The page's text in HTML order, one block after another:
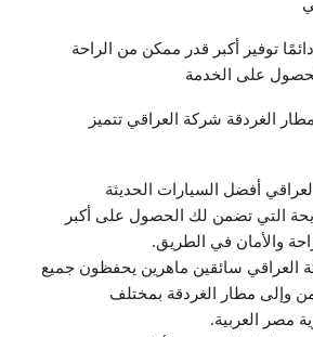
توفير أكبر قدر ممكن من الراحة
على الخدمة
الغردقة شركة العراقي تتميز
أفضل السيارات الحديثة
التي تضمن لك الحصول على أكبر
والأمان في الطريق.
العراقي سائقين ماهرين يحفظون جميع
وإلى مطار الغردقة بمختلف
مصر العربية.